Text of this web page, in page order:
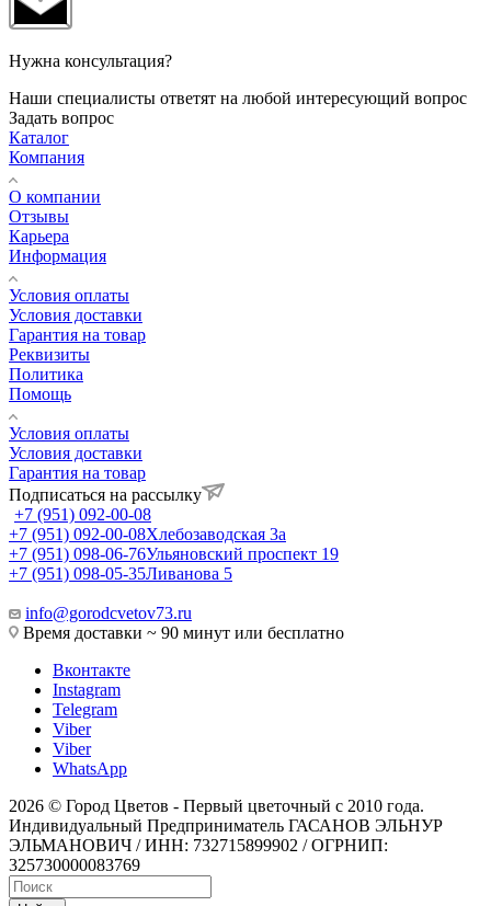
Нужна консультация?
Наши специалисты ответят на любой интересующий вопрос
Задать вопрос
Каталог
Компания
О компании
Отзывы
Карьера
Информация
Условия оплаты
Условия доставки
Гарантия на товар
Реквизиты
Политика
Помощь
Условия оплаты
Условия доставки
Гарантия на товар
Подписаться на рассылку
+7 (951) 092-00-08
+7 (951) 092-00-08Хлебозаводская 3а
+7 (951) 098-06-76Ульяновский проспект 19
+7 (951) 098-05-35Ливанова 5
info@gorodcvetov73.ru
Время доставки ~ 90 минут или бесплатно
Вконтакте
Instagram
Telegram
Viber
Viber
WhatsApp
2026 © Город Цветов - Первый цветочный с 2010 года.
Индивидуальный Предприниматель ГАСАНОВ ЭЛЬНУР
ЭЛЬМАНОВИЧ / ИНН: 732715899902 / ОГРНИП:
325730000083769